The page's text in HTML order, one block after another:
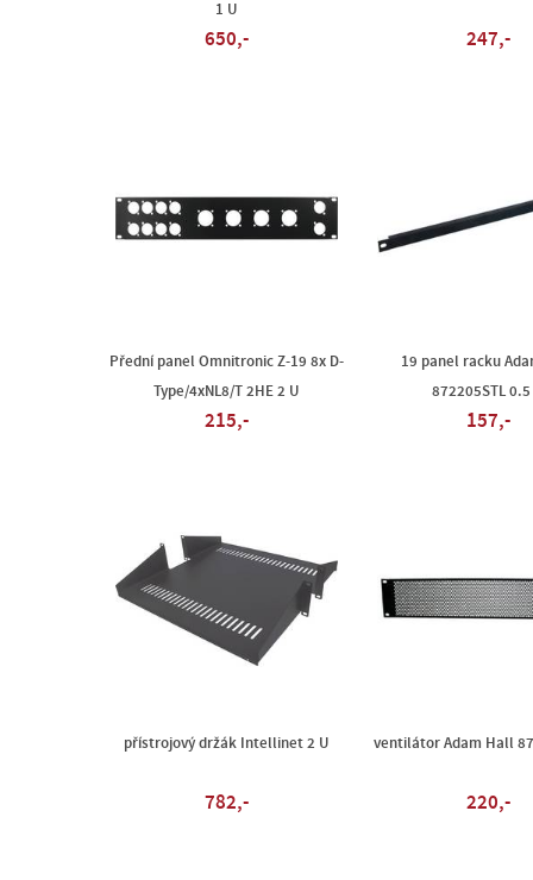
1 U
650,- 247,-
Přední panel Omnitronic Z-19 8x D-
Type/4xNL8/T 2HE 2 U
215,-
19 panel racku
872205STL 0.5
157,-
přístrojový držák Intellinet 2 U
782,-
ventilátor Adam Hall
220,-